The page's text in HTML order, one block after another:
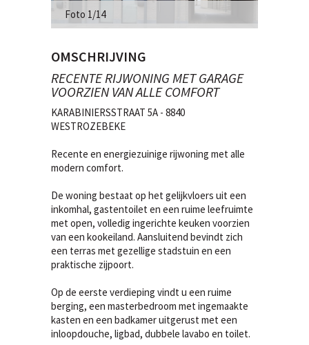
Foto 1/14
OMSCHRIJVING
RECENTE RIJWONING MET GARAGE
VOORZIEN VAN ALLE COMFORT
KARABINIERSSTRAAT 5A - 8840
WESTROZEBEKE
Recente en energiezuinige rijwoning met alle
modern comfort.
De woning bestaat op het gelijkvloers uit een
inkomhal, gastentoilet en een ruime leefruimte
met open, volledig ingerichte keuken voorzien
van een kookeiland. Aansluitend bevindt zich
een terras met gezellige stadstuin en een
praktische zijpoort.
Op de eerste verdieping vindt u een ruime
berging, een masterbedroom met ingemaakte
kasten en een badkamer uitgerust met een
inloopdouche, ligbad, dubbele lavabo en toilet.